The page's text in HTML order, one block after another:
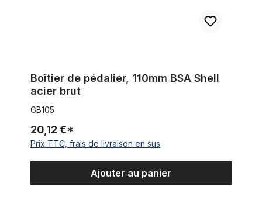
Boîtier de pédalier, 110mm BSA Shell
acier brut
GB105
20,12 €*
Prix TTC, frais de livraison en sus
Ajouter au panier